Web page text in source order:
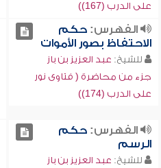
على الدرب (167))
الفهرس:حكم
الاحتفاظ بصور الأموات
للشيخ: عبد العزيز بن باز
جزء من محاضرة ( فتاوى نور
على الدرب (174))
الفهرس:حكم
الرسم
للشيخ: عبد العزيز بن باز